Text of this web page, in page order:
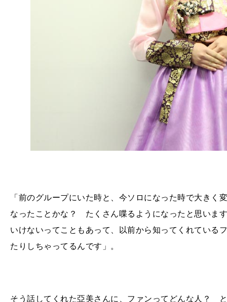
「前のグループにいた時と、今ソロになった時で大き
なったことかな？ たくさん喋るようになったと思いま
いけないってこともあって、以前から知ってくれている
たりしちゃってるんです」。
そう話してくれた亞美さんに、ファンってどんな人？